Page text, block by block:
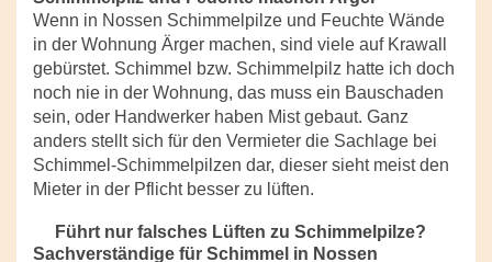
Wenn in Nossen Schimmelpilze und Feuchte Wände
in der Wohnung Ärger machen, sind viele auf Krawall
gebürstet. Schimmel bzw. Schimmelpilz hatte ich doch
noch nie in der Wohnung, das muss ein Bauschaden
sein, oder Handwerker haben Mist gebaut. Ganz
anders stellt sich für den Vermieter die Sachlage bei
Schimmel-Schimmelpilzen dar, dieser sieht meist den
Mieter in der Pflicht besser zu lüften.
Führt nur falsches Lüften zu Schimmelpilze?
Sachverständige für Schimmel in Nossen